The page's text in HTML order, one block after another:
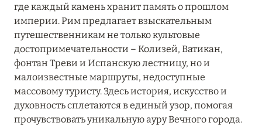
13 мая 2025
ЗАБРОНИРУЙТЕ FOUR SEASONS RESORT
DUBAI AT JUMEIRAH BEACH ПО ЛУЧШИМ
ЦЕНАМ
Подробнее
04 апреля 2025
где каждый камень хранит память о прошлом
империи. Рим предлагает взыскательным
путешественникам не только культовые
достопримечательности – Колизей, Ватикан,
фонтан Треви и Испанскую лестницу, но и
малоизвестные маршруты, недоступные
массовому туристу. Здесь история, искусство и
духовность сплетаются в единый узор, помогая
прочувствовать уникальную ауру Вечного города.